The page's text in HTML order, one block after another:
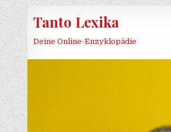
Skip to content
Tanto Lexika
Deine Online-Enzyklopädie